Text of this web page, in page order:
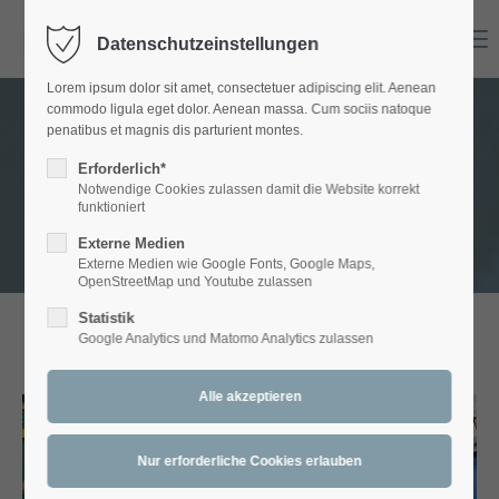
Login
Benutzername
Passwort
Anmelden
Support
Lorem ipsum dolor sit amet:
GALLERY - Artett
ARTETT:20 Jahre Fest & mehr
Artett - Stadtfest Wr. Neustadt
Datenschutzeinstellungen
Lorem ipsum dolor sit amet, consectetuer adipiscing elit. Aenean
commodo ligula eget dolor. Aenean massa. Cum sociis natoque
penatibus et magnis dis parturient montes.
Erforderlich*
Notwendige Cookies zulassen damit die Website korrekt
funktioniert
Externe Medien
Externe Medien wie Google Fonts, Google Maps,
OpenStreetMap und Youtube zulassen
Statistik
Google Analytics und Matomo Analytics zulassen